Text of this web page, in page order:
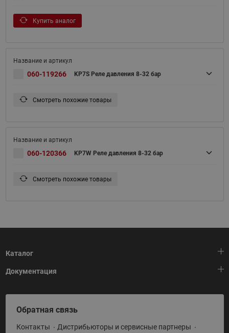
Купить аналог
060-119266 KP7S Реле давления 8-32 бар
Смотреть похожие товары
060-120366 KP7W Реле давления 8-32 бар
Смотреть похожие товары
Каталог
Тепловая автоматика
Холодильная техника
Приводная техника
Промышленная автоматика
Документация
HeatPlatform (Тепловая платформа)
Полезные программы и инструменты
Условия поставки
Обратная связь
Контакты Дистрибьюторы и сервисные партнеры